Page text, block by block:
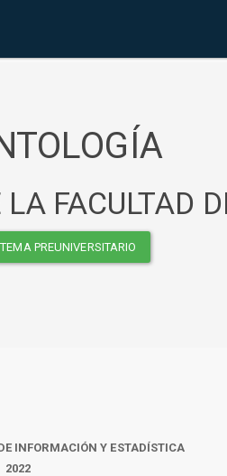
FACULTAD
PREUNIVERSITARIO
INFORMACIÓN Y ESTADÍSTICA
2022